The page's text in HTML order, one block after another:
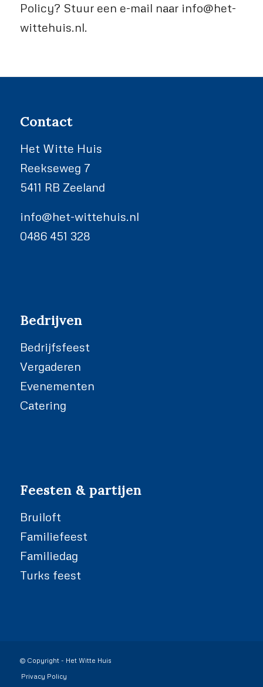
Policy? Stuur een e-mail naar info@het-
wittehuis.nl.
Contact
Het Witte Huis
Reekseweg 7
5411 RB Zeeland
info@het-wittehuis.nl
0486 451 328
Bedrijven
Bedrijfsfeest
Vergaderen
Evenementen
Catering
Feesten & partijen
Bruiloft
Familiefeest
Familiedag
Turks feest
© Copyright - Het Witte Huis
Privacy Policy